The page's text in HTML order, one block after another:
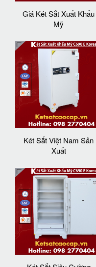
Giá Két Sắt Xuất Khẩu
Mỹ
Két Sắt Việt Nam Sản
Xuất